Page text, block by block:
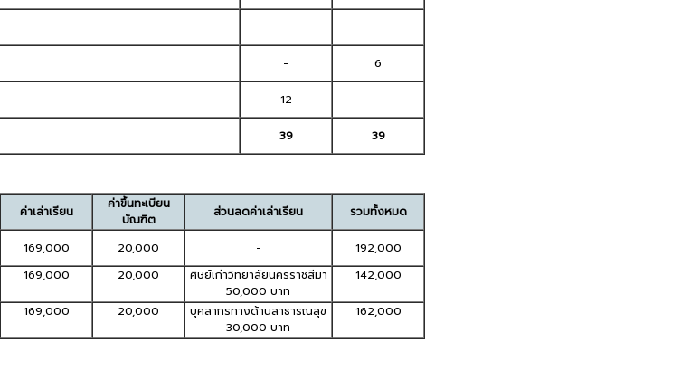
- 6
12 -
39 39
ค่าเล่าเรียน
ค่าขึ้นทะเบียน
บัณฑิต
ส่วนลดค่าเล่าเรียน รวมทั้งหมด
169,000 20,000 -
192,000
169,000 20,000
ศิษย์เก่าวิทยาลัยนครราชสีมา
50,000 บาท
142,000
169,000 20,000
บุคลากรทางด้านสาธารณสุข
30,000 บาท
162,000